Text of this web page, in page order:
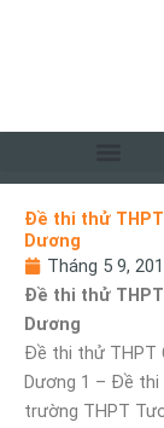
Đề thi thử
Dương
Tháng 5 9,
Đề thi thử
Dương
Đề thi thử THPT
Dương 1 – Đề thi
trường THPT